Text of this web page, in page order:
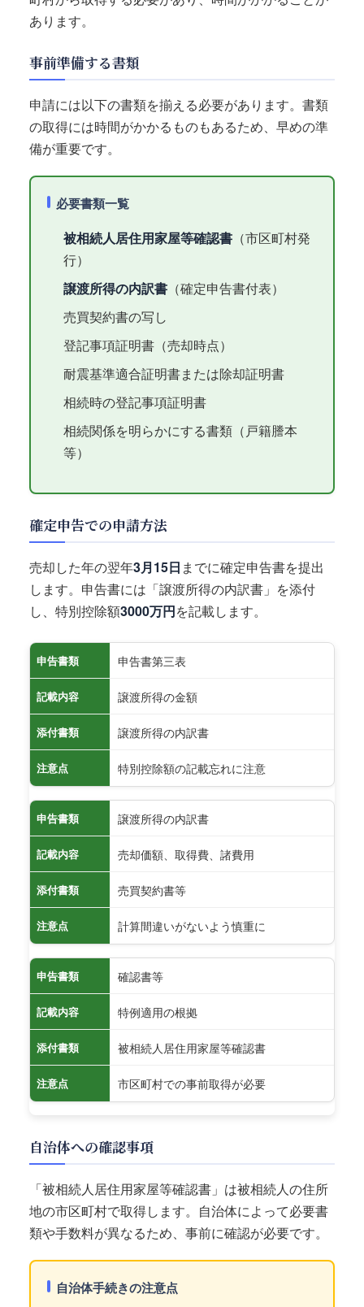
あります。
事前準備する書類
申請には以下の書類を揃える必要があります。書類
の取得には時間がかかるものもあるため、早めの準
備が重要です。
必要書類一覧
被相続人居住用家屋等確認書 （市区町村発
行）
譲渡所得の内訳書 （確定申告書付表）
売買契約書の写し
登記事項証明書（売却時点）
耐震基準適合証明書または除却証明書
相続時の登記事項証明書
相続関係を明らかにする書類（戸籍謄本
等）
確定申告での申請方法
売却した年の翌年3月15日 までに確定申告書を提出
します。申告書には「譲渡所得の内訳書」を添付
し、特別控除額3000万円を記載します。
申告書類 申告書第三表
記載内容 譲渡所得の金額
添付書類 譲渡所得の内訳書
注意点 特別控除額の記載忘れに注意
申告書類 譲渡所得の内訳書
記載内容 売却価額、取得費、諸費用
添付書類 売買契約書等
注意点 計算間違いがないよう慎重に
申告書類 確認書等
記載内容 特例適用の根拠
添付書類 被相続人居住用家屋等確認書
注意点 市区町村での事前取得が必要
自治体への確認事項
「被相続人居住用家屋等確認書」は被相続人の住所
地の市区町村で取得します。自治体によって必要書
類や手数料が異なるため、事前に確認が必要です。
自治体手続きの注意点